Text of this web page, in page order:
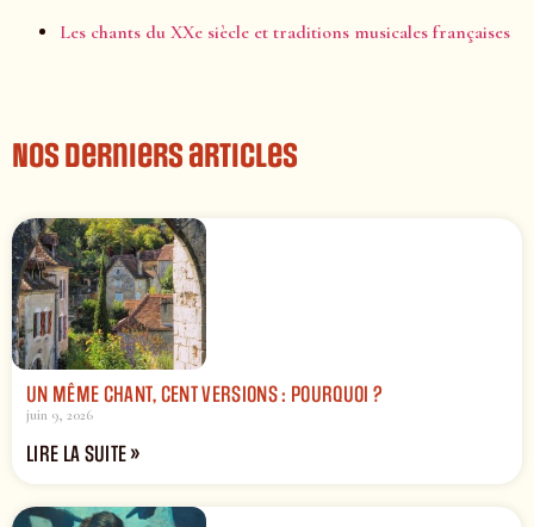
Les chants du XXe siècle et traditions musicales françaises
Nos derniers articles
UN MÊME CHANT, CENT VERSIONS : POURQUOI ?
juin 9, 2026
LIRE LA SUITE »